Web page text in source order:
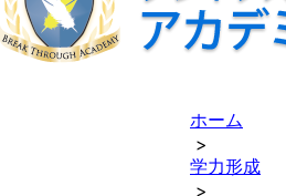
ホーム
>
学力形成
>